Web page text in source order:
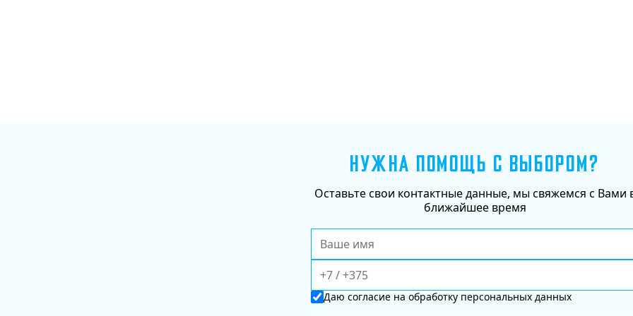
НУЖНА ПОМОЩЬ С ВЫБОРОМ?
Оставьте свои контактные данные, мы свяжемся с Вами
ближайшее время
Даю согласиена обработку персональных данных